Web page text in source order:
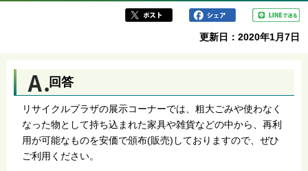
更新日：2020年1月7日
回答
リサイクルプラザの展示コーナーでは、粗大ごみや使わなく
なった物として持ち込まれた家具や雑貨などの中から、再利
用が可能なものを安価で頒布(販売)しておりますので、ぜひ
ご利用ください。